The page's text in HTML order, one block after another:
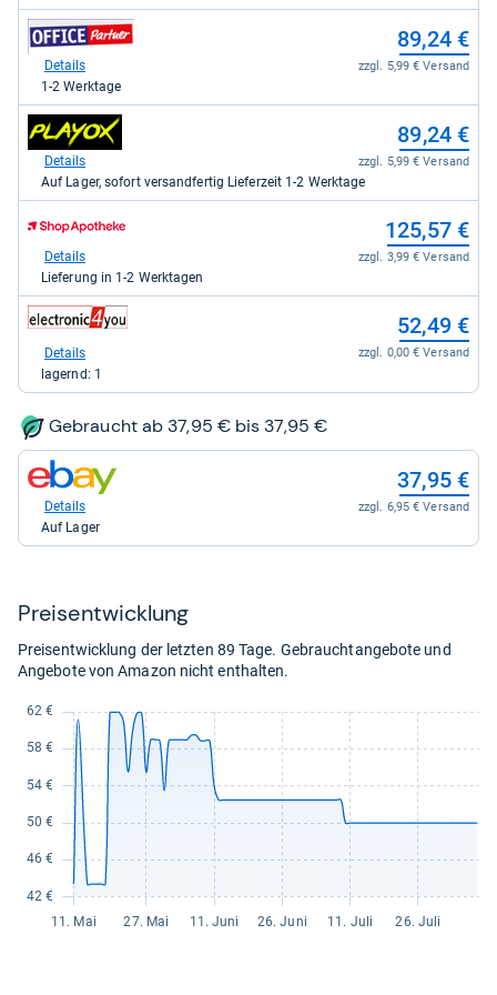
direkt
für
79,48
kaufen.
zum
Shop:
office-
-
Office
Partner
GmbH
für
89,24
kaufen.
89,24 €
zzgl. 5,99 € Versand
Details
1-2 Werktage
zum
Shop:
playox.de
kaufen.
89,24 €
zzgl. 5,99 € Versand
Details
Auf Lager, sofort versandfertig Lieferzeit 1-2 Werktage
zum
Shop:
Shop
DE
für
kaufen.
125,57 €
zzgl. 3,99 € Versand
Details
Lieferung in 1-2 Werktagen
zum
Shop:
electronic4you.de
kaufen.
52,49 €
zzgl. 0,00 € Versand
Details
lagernd: 1
Gebraucht ab 37,95 € bis 37,95 €
zum
Shop:
eBay
37,95 €
zzgl. 6,95 € Versand
Details
Auf Lager
Preis­ent­wick­lung
Preisentwicklung der letzten 89 Tage. Gebrauchtangebote und
Angebote von Amazon nicht enthalten.